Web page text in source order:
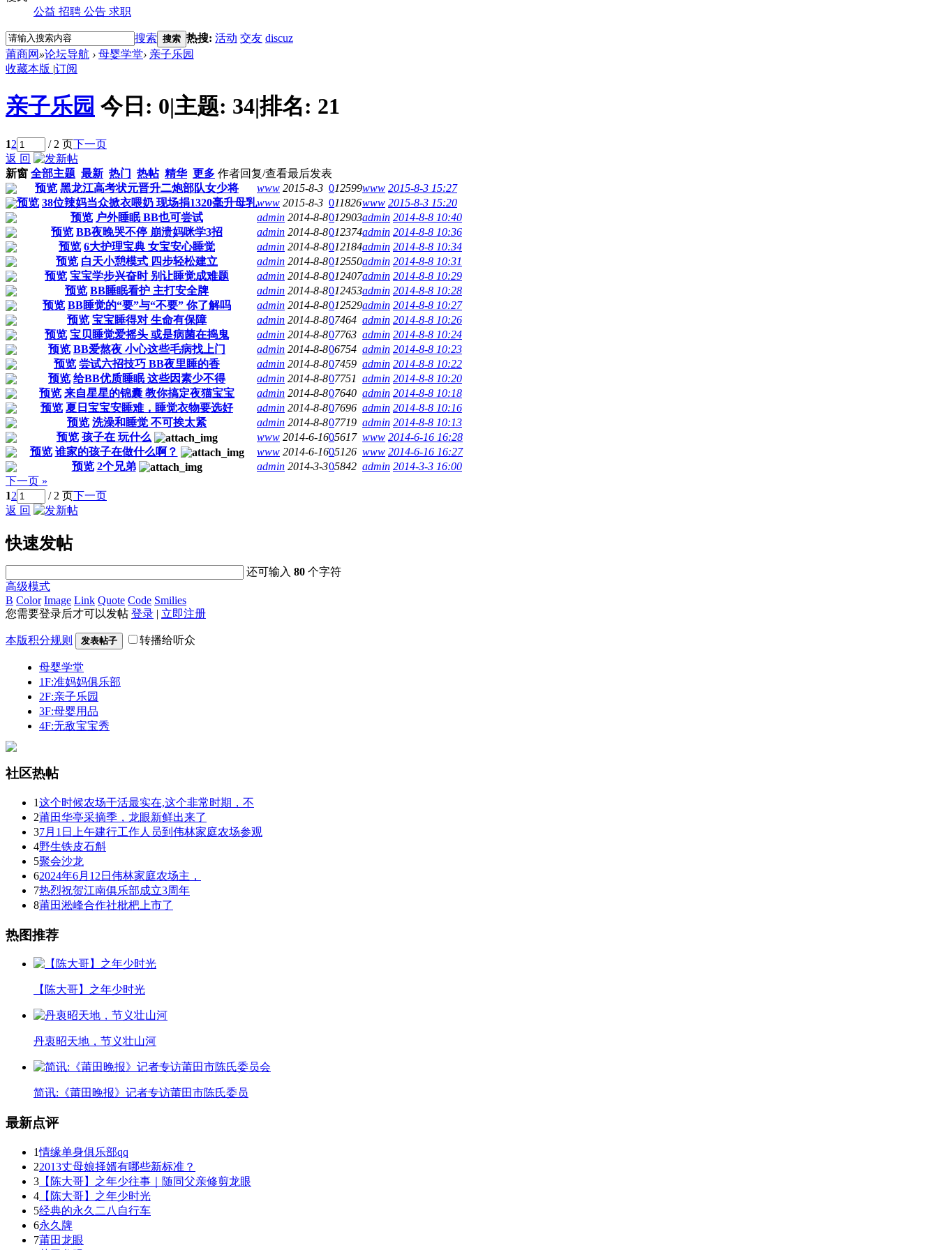
公益 招聘 公告 求职
搜索 搜索 热搜: 活动 交友 discuz
莆商网 »论坛导航 › 母婴学堂› 亲子乐园
收藏本版 |订阅
亲子乐园 今日: 0|主题: 34|排名: 21
12 / 2 页下一页
返 回
新窗 全部主题 最新 热门 热帖 精华 更多 作者回复/查看最后发表
预览 黑龙江高考状元晋升二炮部队女少将 www 2015-8-3 012599www 2015-8-3 15:27
预览 38位辣妈当众掀衣喂奶 现场捐1320毫升母乳www 2015-8-3 011826www 2015-8-3 15:20
预览 户外睡眠 BB也可尝试 admin 2014-8-8012903admin 2014-8-8 10:40
预览 BB夜晚哭不停 崩溃妈咪学3招 admin 2014-8-8012374admin 2014-8-8 10:36
预览 6大护理宝典 女宝安心睡觉 admin 2014-8-8012184admin 2014-8-8 10:34
预览 白天小憩模式 四步轻松建立 admin 2014-8-8012550admin 2014-8-8 10:31
预览 宝宝学步兴奋时 别让睡觉成难题 admin 2014-8-8012407admin 2014-8-8 10:29
预览 BB睡眠看护 主打安全牌 admin 2014-8-8012453admin 2014-8-8 10:28
预览 BB睡觉的“要”与“不要” 你了解吗 admin 2014-8-8012529admin 2014-8-8 10:27
预览 宝宝睡得对 生命有保障 admin 2014-8-807464 admin 2014-8-8 10:26
预览 宝贝睡觉爱摇头 或是病菌在捣鬼 admin 2014-8-807763 admin 2014-8-8 10:24
预览 BB爱熬夜 小心这些毛病找上门 admin 2014-8-806754 admin 2014-8-8 10:23
预览 尝试六招技巧 BB夜里睡的香 admin 2014-8-807459 admin 2014-8-8 10:22
预览 给BB优质睡眠 这些因素少不得 admin 2014-8-807751 admin 2014-8-8 10:20
预览 来自星星的锦囊 教你搞定夜猫宝宝 admin 2014-8-807640 admin 2014-8-8 10:18
预览 夏日宝宝安睡难，睡觉衣物要选好 admin 2014-8-807696 admin 2014-8-8 10:16
预览 洗澡和睡觉 不可挨太紧 admin 2014-8-807719 admin 2014-8-8 10:13
预览 孩子在 玩什么 www 2014-6-1605617 www 2014-6-16 16:28
预览 谁家的孩子在做什么啊？ www 2014-6-1605126 www 2014-6-16 16:27
预览 2个兄弟 admin 2014-3-305842 admin 2014-3-3 16:00
下一页 »
12 / 2 页下一页
返 回
快速发帖
还可输入80 个字符
高级模式
B Color Image Link Quote Code Smilies
您需要登录后才可以发帖 登录 | 立即注册
本版积分规则 发表帖子 转播给听众
母婴学堂
1F:准妈妈俱乐部
2F:亲子乐园
3F:母婴用品
4F:无敌宝宝秀
社区热帖
1这个时候农场干活最实在,这个非常时期，不
2莆田华亭采摘季，龙眼新鲜出来了
37月1日上午建行工作人员到伟林家庭农场参观
4野生铁皮石斛
5聚会沙龙
62024年6月12日伟林家庭农场主，
7热烈祝贺江南俱乐部成立3周年
8莆田淞峰合作社枇杷上市了
热图推荐
【陈大哥】之年少时光
丹衷昭天地，节义壮山河
简讯:《莆田晚报》记者专访莆田市陈氏委员
最新点评
1情缘单身俱乐部qq
22013丈母娘择婿有哪些新标准？
3 【陈大哥】之年少往事｜随同父亲修剪龙眼
4 【陈大哥】之年少时光
5经典的永久二八自行车
6永久牌
7莆田龙眼